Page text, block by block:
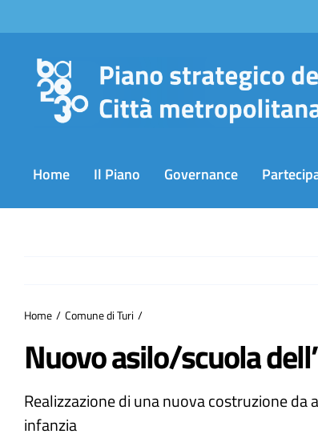
al
contenuto
Home Il Piano Governance
Home Comune di Turi
Nuovo asilo/scuola
Realizzazione di una nuova costruzione da
infanzia